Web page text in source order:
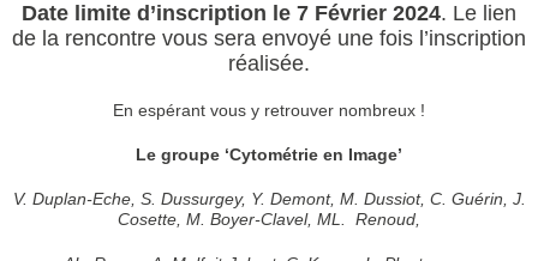
Date limite d’inscription le 7 Février 2024. Le lien
de la rencontre vous sera envoyé une fois l’inscription
réalisée.
En espérant vous y retrouver nombreux !
Le groupe ‘Cytométrie en Image’
V. Duplan-Eche, S. Dussurgey, Y. Demont, M. Dussiot, C. Guérin, J.
Cosette, M. Boyer-Clavel, ML. Renoud,